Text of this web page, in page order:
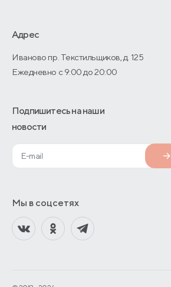
О производстве
Адрес
Иваново пр. Текстильщиков, д. 125
Ежедневно с 9:00 до 20:00
Подпишитесь на наши
новости
Мы в соцсетях